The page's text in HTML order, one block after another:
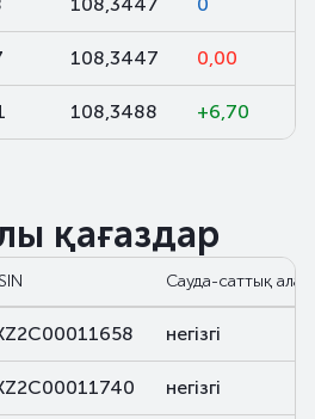
108,3447 0,00
108,3488 +6,70
қағаздар
Сауда-саттық алаң
негізгі
негізгі